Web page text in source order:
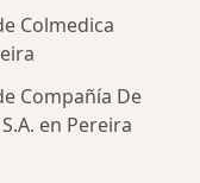
Colmedica
Compañía De
en Pereira